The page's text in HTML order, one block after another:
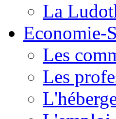
La
Economie-
Les
Les